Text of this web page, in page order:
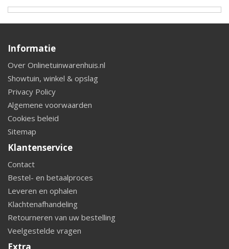
Informatie
Over Onlinetuinwarenhuis.nl
Showtuin, winkel & opslag
Privacy Policy
Algemene voorwaarden
Cookies beleid
Sitemap
Klantenservice
Contact
Bestel- en betaalproces
Leveren en ophalen
Klachtenafhandeling
Retourneren van uw bestelling
Veelgestelde vragen